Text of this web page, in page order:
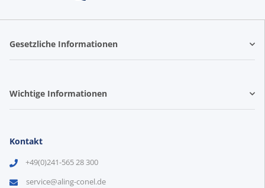
Gesetzliche Informationen
Wichtige Informationen
Kontakt
+49(0)241-565 28 300
service@aling-conel.de